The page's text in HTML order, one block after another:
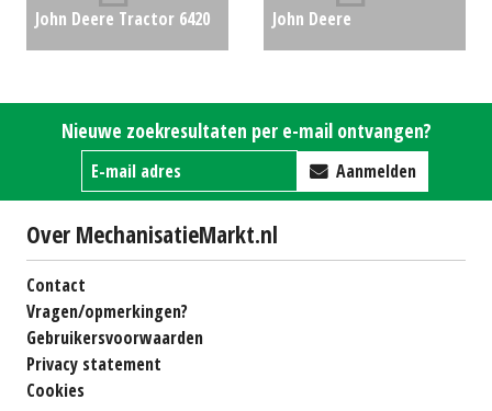
John Deere Tractor 6420
John Deere
/ tuintrekker X950R (HG)
#22173
€16990
Nieuwe zoekresultaten per e-mail ontvangen?
Aanmelden
Over MechanisatieMarkt.nl
Contact
Vragen/opmerkingen?
Gebruikersvoorwaarden
Privacy statement
Cookies